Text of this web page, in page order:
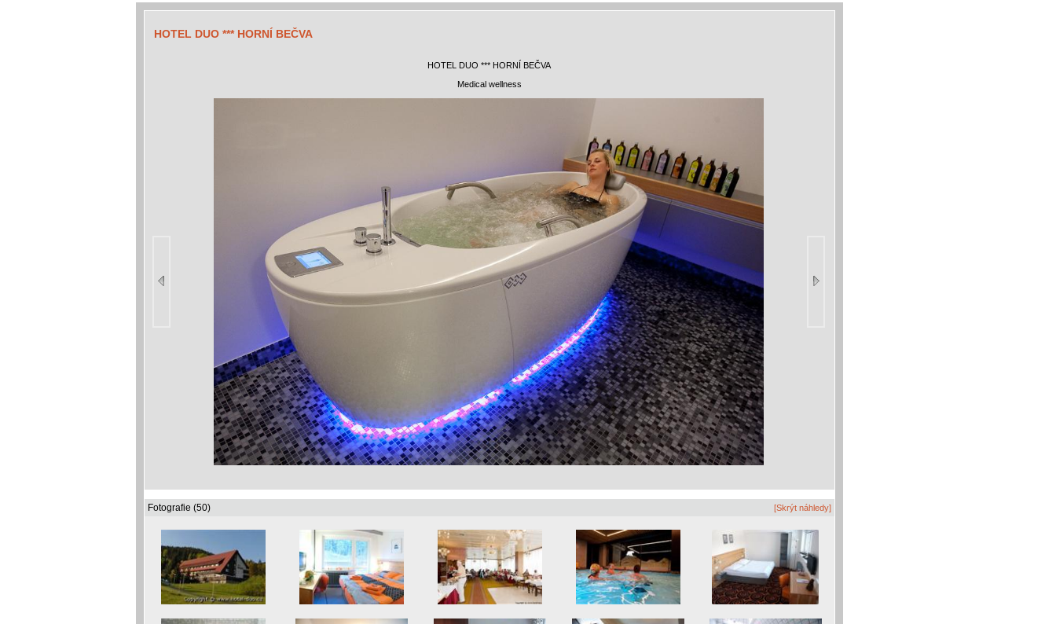
HOTEL DUO *** HORNÍ BEČVA
HOTEL DUO *** HORNÍ BEČVA
Medical wellness
Fotografie (50) [Skrýt náhledy]